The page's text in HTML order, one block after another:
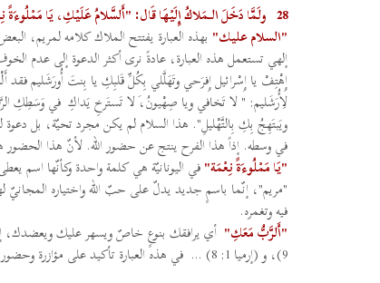
28 ولَمَّا دَخَلَ الـمَلاكُ إِلَيْهَا قَال: "أَلسَّلامُ عَلَيْكِ، يَا
"السلام عليك" بهذه العبارة يفتتح الملاك كلامه لمريم،
إِهْتِفْ يا إِسْرائيل إِفرَحي وتَهَلَّلي بِكُلِّ قَلبِكِ يا بِنتَ أُورَشَليم
لِأُرَشَليم: " لا تَخافي ويا صِهْيونُ،َ لا تَستَرخِ يَداكِ في وَسَطِكِ
ويَبتَهِجُ بِكِ بِالتَّهْليلِ". هذا السلام لم يكن مجرد تحيّة، بل
في وسطه. إذاً هذا الفرح ينتج عن حضور الله. لأنّ هذا
"يَا مَمْلُوءَةً نِعْمَة"في اليونانيّة هي كلمة واحدة وكأنّها اسم
"مريم"، إنّما باسمٍ جديد يدلّ على حبّ الله واختياره المجانيّ
فيه وتغمره.
"أَلرَّبُّ مَعَكِ"
9)، و (إرميا 1: 8) … في هذه العبارة تأكيد على مؤازرة وحضور الربّ في المهمة التي يعطيها للانسان، وكأنّه يؤكد له إنه سيكون معه ليتمّم رسالته.